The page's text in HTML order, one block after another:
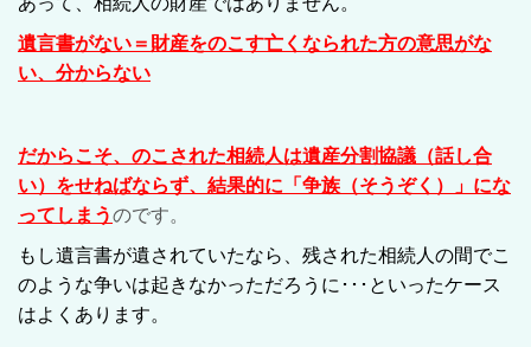
遺言書がない＝ 財産をのこす亡くなられた方の意思がな
い、分からない
だからこそ、のこされた相続人は遺産分割協議（話し合
い）をせねばならず、結果的に「争族（そうぞく）」にな
ってしまうのです。
もし遺言書が遺されていたなら、残された相続人の間でこ
のような争いは起きなかっただろうに･･･といったケース
はよくあります。